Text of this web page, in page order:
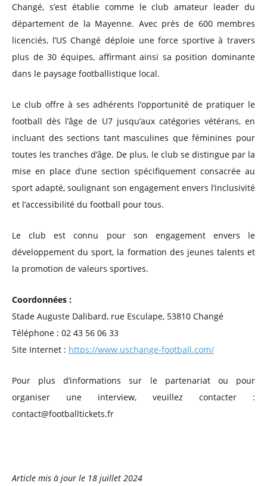
Changé, s’est établie comme le club amateur leader du
département de la Mayenne. Avec près de 600 membres
licenciés, l’US Changé déploie une force sportive à travers
plus de 30 équipes, affirmant ainsi sa position dominante
dans le paysage footballistique local.
Le club offre à ses adhérents l’opportunité de pratiquer le
football dès l’âge de U7 jusqu’aux catégories vétérans, en
incluant des sections tant masculines que féminines pour
toutes les tranches d’âge. De plus, le club se distingue par la
mise en place d’une section spécifiquement consacrée au
sport adapté, soulignant son engagement envers l’inclusivité
et l’accessibilité du football pour tous.
Le club est connu pour son engagement envers le
développement du sport, la formation des jeunes talents et
la promotion de valeurs sportives.
Coordonnées :
Stade Auguste Dalibard, rue Esculape, 53810 Changé
Téléphone : 02 43 56 06 33
Site Internet : https://www.uschange-football.com/
Pour plus d’informations sur le partenariat ou pour
organiser une interview, veuillez contacter :
contact@footballtickets.fr
Article mis à jour le 18 juillet 2024